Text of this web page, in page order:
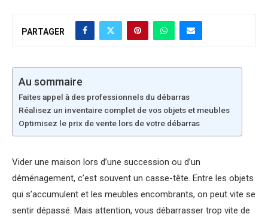
PARTAGER
Au sommaire
Faites appel à des professionnels du débarras
Réalisez un inventaire complet de vos objets et meubles
Optimisez le prix de vente lors de votre débarras
Vider une maison lors d’une succession ou d’un
déménagement, c’est souvent un casse-tête. Entre les objets
qui s’accumulent et les meubles encombrants, on peut vite se
sentir dépassé. Mais attention, vous débarrasser trop vite de